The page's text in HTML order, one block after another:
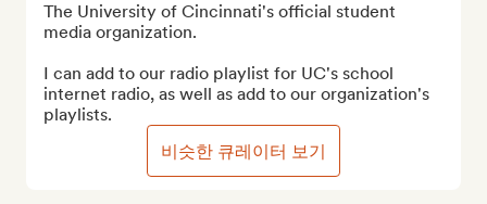
The University of Cincinnati's official student
media organization.
I can add to our radio playlist for UC's school
internet radio, as well as add to our organization's
playlists.
비슷한 큐레이터 보기